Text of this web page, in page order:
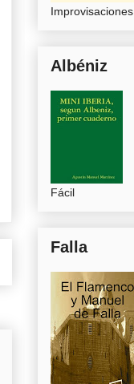
Improvisaciones
Albéniz
Fácil
Falla